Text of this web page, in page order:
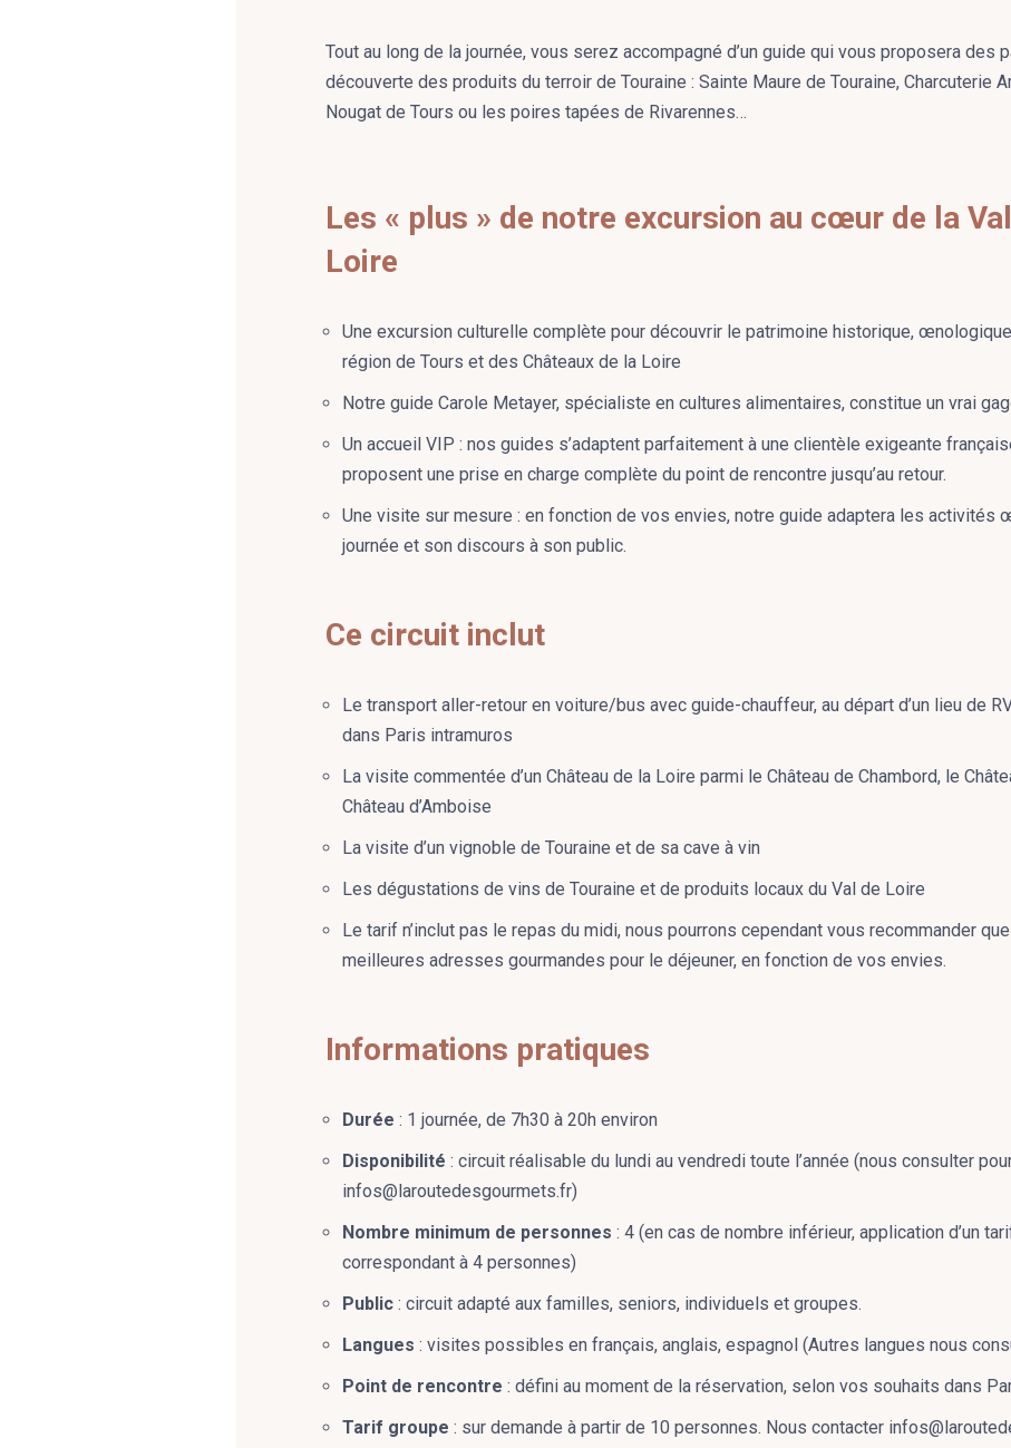
Tout au long de la journée, vous serez accompagné d’un guide qui vous proposera des
découverte des produits du terroir de Touraine : Sainte Maure de Touraine, Charcuterie
Nougat de Tours ou les poires tapées de Rivarennes…
Les « plus » de notre excursion au cœur de la
Loire
Une excursion culturelle complète pour découvrir le patrimoine historique,
région de Tours et des Châteaux de la Loire
Notre guide Carole Metayer, spécialiste en cultures alimentaires, constitue un vrai
Un accueil VIP : nos guides s’adaptent parfaitement à une clientèle exigeante
proposent une prise en charge complète du point de rencontre jusqu’au retour.
Une visite sur mesure : en fonction de vos envies, notre guide adaptera les activités
journée et son discours à son public.
Ce circuit inclut
Le transport aller-retour en voiture/bus avec guide-chauffeur, au départ d’un lieu de
dans Paris intramuros
La visite commentée d’un Château de la Loire parmi le Château de Chambord, le
Château d’Amboise
La visite d’un vignoble de Touraine et de sa cave à vin
Les dégustations de vins de Touraine et de produits locaux du Val de Loire
Le tarif n’inclut pas le repas du midi, nous pourrons cependant vous recommander
meilleures adresses gourmandes pour le déjeuner, en fonction de vos envies.
Informations pratiques
Durée : 1 journée, de 7h30 à 20h environ
Disponibilité : circuit réalisable du lundi au vendredi toute l’année (nous consulter
infos@laroutedesgourmets.fr)
Nombre minimum de personnes : 4 (en cas de nombre inférieur, application d’un
correspondant à 4 personnes)
Public : circuit adapté aux familles, seniors, individuels et groupes.
Langues : visites possibles en français, anglais, espagnol (Autres langues nous
Point de rencontre : défini au moment de la réservation, selon vos souhaits dans
Tarif groupe : sur demande à partir de 10 personnes. Nous contacter